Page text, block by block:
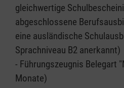
gleichwertige
abgeschlossene
eine ausländische
Sprachniveau B2 anerkannt)
- Führungszeugnis Belegart
Monate)